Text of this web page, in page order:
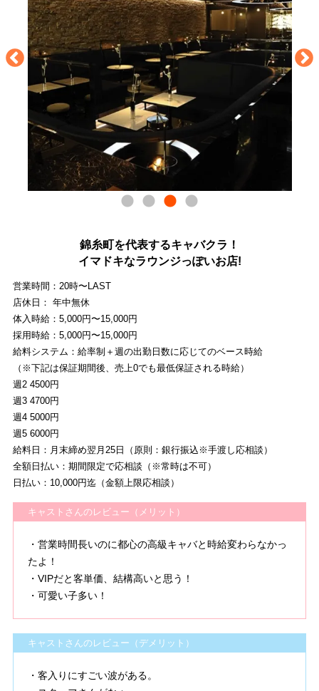
錦糸町を代表するキャバクラ！
イマドキなラウンジっぽいお店!
営業時間：20時〜LAST
店休日： 年中無休
体入時給：5,000円〜15,000円
採用時給：5,000円〜15,000円
給料システム：給率制＋週の出勤日数に応じてのベース時給
（※下記は保証期間後、売上0でも最低保証される時給）
週2 4500円
週3 4700円
週4 5000円
週5 6000円
給料日：月末締め翌月25日（原則：銀行振込※手渡し応相談）
全額日払い：期間限定で応相談（※常時は不可）
日払い：10,000円迄（金額上限応相談）
キャストさんのレビュー（メリット）
・営業時間長いのに都心の高級キャバと時給変わらなかっ
たよ！
・VIPだと客単価、結構高いと思う！
・可愛い子多い！
キャストさんのレビュー（デメリット）
・客入りにすごい波がある。